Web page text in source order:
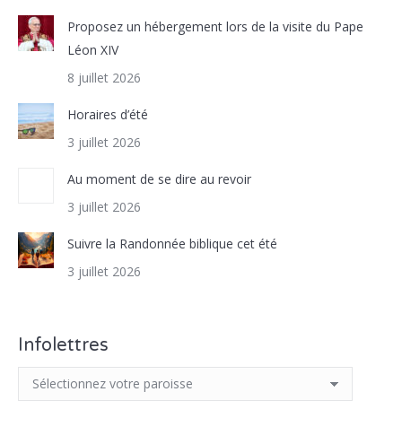
Proposez un hébergement lors de la visite du Pape
Léon XIV
8 juillet 2026
Horaires d’été
3 juillet 2026
Au moment de se dire au revoir
3 juillet 2026
Suivre la Randonnée biblique cet été
3 juillet 2026
Infolettres